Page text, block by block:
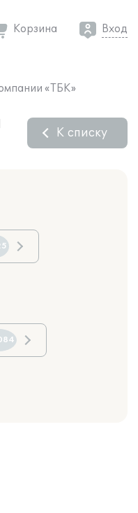
Корзина Вход
«ТБК»
К списку